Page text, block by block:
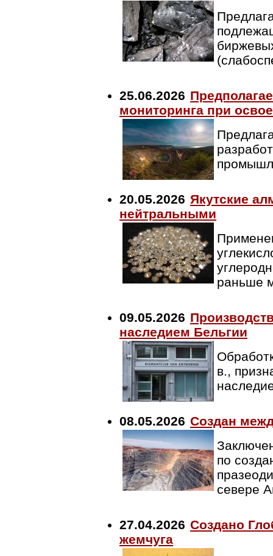
25.06.2026
мониторинга при
20.05.2026 Якутские
нейтральными
раньше
09.05.2026
наследием Бельгии
в.,
08.05.2026 Создан
по
севере
27.04.2026 Создано
жемчуга